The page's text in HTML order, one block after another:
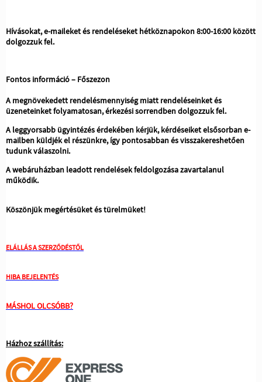
Hívásokat, e-maileket és rendeléseket hétköznapokon 8:00-16:00 között
dolgozzuk fel.
Fontos információ – Főszezon
A megnövekedett rendelésmennyiség miatt rendeléseinket és
üzeneteinket folyamatosan, érkezési sorrendben dolgozzuk fel.
A leggyorsabb ügyintézés érdekében kérjük, kérdéseiket elsősorban e-
mailben küldjék el részünkre, így pontosabban és visszakereshetően
tudunk válaszolni.
A webáruházban leadott rendelések feldolgozása zavartalanul
működik.
Köszönjük megértésüket és türelmüket!
ELÁLLÁS A SZERZŐDÉSTŐL
HIBA BEJELENTÉS
MÁSHOL OLCSÓBB?
Házhoz szállítás: